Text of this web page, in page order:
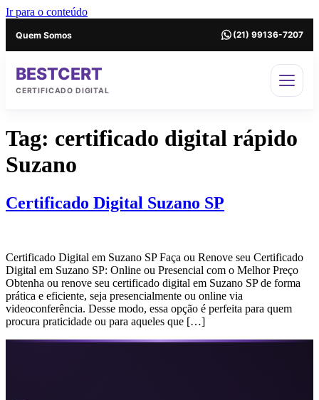
Ir para o conteúdo
Quem Somos (21) 99136-7207
BESTCERT
CERTIFICADO DIGITAL
Tag: certificado digital rápido
Suzano
Certificado Digital Suzano SP
Certificado Digital em Suzano SP Faça ou Renove seu Certificado
Digital em Suzano SP: Online ou Presencial com o Melhor Preço
Obtenha ou renove seu certificado digital em Suzano SP de forma
prática e eficiente, seja presencialmente ou online via
videoconferência. Desse modo, essa opção é perfeita para quem
procura praticidade ou para aqueles que […]